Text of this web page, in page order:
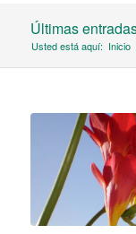
Últimas
Usted está aquí: Inicio